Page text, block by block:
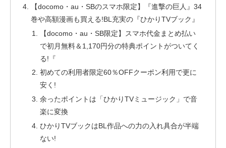
【docomo・au・SBのスマホ限定】『進撃の巨人』34
巻や高額漫画も買える!BL充実の『ひかりTVブック』
【docomo・au・SB限定】スマホ代金まとめ払い
で初月無料＆1,170円分の特典ポイントがついてく
る!『
初めての利用者限定60％OFFクーポン利用で更に
安く!
余ったポイントは「ひかりTVミュージック」で音
楽に変換
ひかりTVブックはBL作品への力の入れ具合が半端
ない!